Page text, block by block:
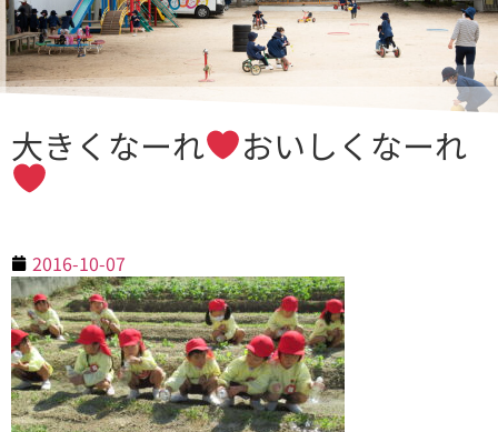
大きくなーれ おいしくなーれ
2016-10-07